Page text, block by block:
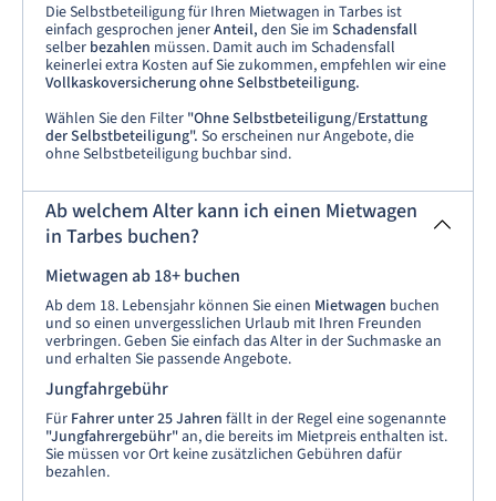
Die Selbstbeteiligung für Ihren Mietwagen in Tarbes ist
einfach gesprochen jenerAnteil, den Sie im Schadensfall
selber bezahlen müssen. Damit auch im Schadensfall
keinerlei extra Kosten auf Sie zukommen, empfehlen wir eine
Vollkaskoversicherung ohne Selbstbeteiligung.
Wählen Sie den Filter "Ohne Selbstbeteiligung/Erstattung
der Selbstbeteiligung". So erscheinen nur Angebote, die
ohne Selbstbeteiligung buchbar sind.
Ab welchem Alter kann ich einen Mietwagen
in Tarbes buchen?
Mietwagen ab 18+ buchen
Ab dem 18. Lebensjahr können Sie einen Mietwagen buchen
und so einen unvergesslichen Urlaub mit Ihren Freunden
verbringen. Geben Sie einfach das Alter in der Suchmaske an
und erhalten Sie passende Angebote.
Jungfahrgebühr
Für Fahrer unter 25 Jahren fällt in der Regel eine sogenannte
"Jungfahrergebühr"an, die bereits im Mietpreis enthalten ist.
Sie müssen vor Ort keine zusätzlichen Gebühren dafür
bezahlen.